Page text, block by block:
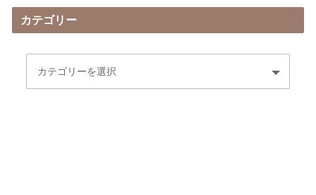
カテゴリー